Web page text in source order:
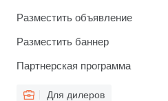
Разместить объявление
Разместить баннер
Партнерская программа
Для дилеров